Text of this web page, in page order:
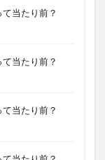
当たり前？
当たり前？
当たり前？